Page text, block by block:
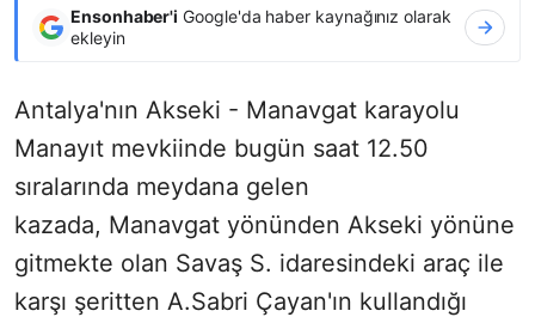
Ensonhaber'i Google'da haber kaynağınız olarak
ekleyin
Antalya'nın Akseki - Manavgat karayolu
Manayıt mevkiinde bugün saat 12.50
sıralarında meydana gelen
kazada, Manavgat yönünden Akseki yönüne
gitmekte olan Savaş S. idaresindeki araç ile
karşı şeritten A.Sabri Çayan'ın kullandığı